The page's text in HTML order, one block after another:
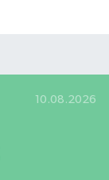
10.08.2026